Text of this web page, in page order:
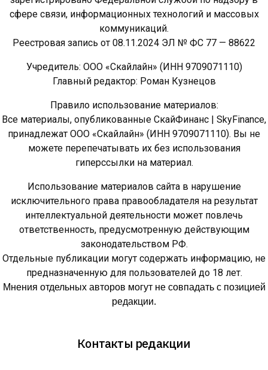
сфере связи, информационных технологий и массовых
коммуникаций.
Реестровая запись от 08.11.2024 ЭЛ № ФС 77 — 88622
Учредитель: ООО «Скайлайн» (ИНН 9709071110)
Главный редактор: Роман Кузнецов
Правило использование материалов:
Все материалы, опубликованные СкайФинанс | SkyFinance,
принадлежат ООО «Скайлайн» (ИНН 9709071110). Вы не
можете перепечатывать их без использования
гиперссылки на материал.
Использование материалов сайта в нарушение
исключительного права правообладателя на результат
интеллектуальной деятельности может повлечь
ответственность, предусмотренную действующим
законодательством РФ.
Отдельные публикации могут содержать информацию, не
предназначенную для пользователей до 18 лет.
Мнения отдельных авторов могут не совпадать с позицией
редакции.
Контакты редакции